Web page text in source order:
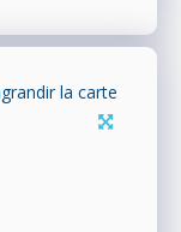
la carte